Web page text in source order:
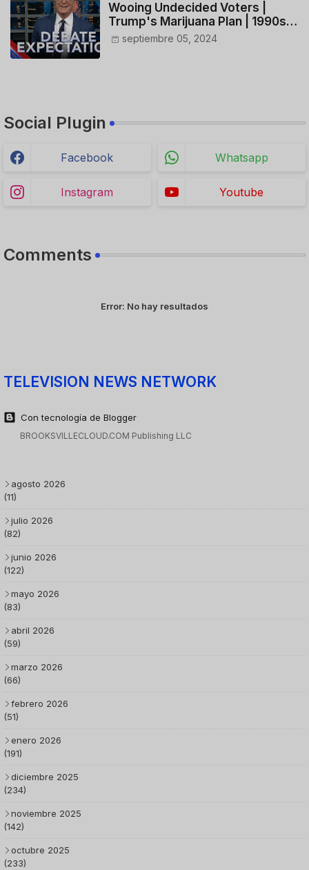
Wooing Undecided Voters |
Trump's Marijuana Plan | 1990s
Porn Expert Mark Robinson
septiembre 05, 2024
Social Plugin
Facebook Whatsapp
Instagram Youtube
Comments
Error: No hay resultados
TELEVISION NEWS NETWORK
Con tecnología de Blogger
BROOKSVILLECLOUD.COM Publishing LLC
agosto 2026
(11)
julio 2026
(82)
junio 2026
(122)
mayo 2026
(83)
abril 2026
(59)
marzo 2026
(66)
febrero 2026
(51)
enero 2026
(191)
diciembre 2025
(234)
noviembre 2025
(142)
octubre 2025
(233)